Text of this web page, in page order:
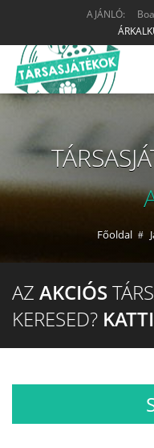
AJÁNLÓ:
Főoldal
AZ AKCIÓS
KERESED?